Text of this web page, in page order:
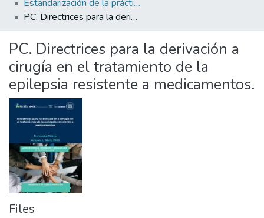
Biblioteca
Estandarización de la práctica clínica
PC. Directrices para la derivación a cirugía en el tratamiento de la epilepsia resistente a medicamentos.
PC. Directrices para la derivación a
cirugía en el tratamiento de la
epilepsia resistente a medicamentos.
Files